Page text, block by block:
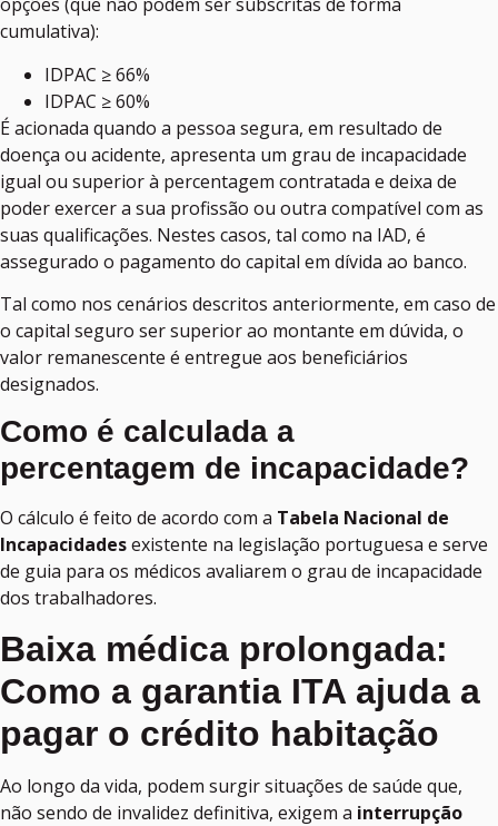
cumulativa):
IDPAC ≥ 66%
IDPAC ≥ 60%
É acionada quando a pessoa segura, em resultado de
doença ou acidente, apresenta um grau de incapacidade
igual ou superior à percentagem contratada e deixa de
poder exercer a sua profissão ou outra compatível com as
suas qualificações. Nestes casos, tal como na IAD, é
assegurado o pagamento do capital em dívida ao banco.
Tal como nos cenários descritos anteriormente, em caso de
o capital seguro ser superior ao montante em dúvida, o
valor remanescente é entregue aos beneficiários
designados.
Como é calculada a
percentagem de incapacidade?
O cálculo é feito de acordo com a Tabela Nacional de
Incapacidadesexistente na legislação portuguesa e serve
de guia para os médicos avaliarem o grau de incapacidade
dos trabalhadores.
Baixa médica prolongada:
Como a garantia ITA ajuda a
pagar o crédito habitação
Ao longo da vida, podem surgir situações de saúde que,
não sendo de invalidez definitiva, exigem a interrupção